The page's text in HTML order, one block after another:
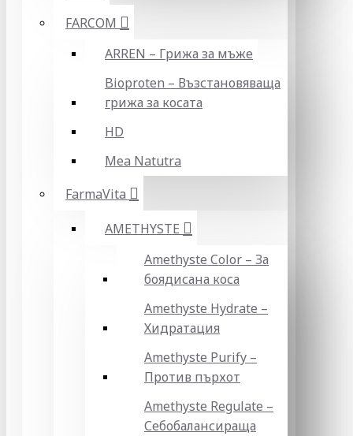
FARCOM
ARREN – Грижа за мъже
Bioproten – Възстановяваща
грижа за косата
HD
Mea Natutra
FarmaVita
AMETHYSTE
Amethyste Color – За
боядисана коса
Amethyste Hydrate –
Хидратация
Amethyste Purify –
Против пърхот
Amethyste Regulate –
Себобалансираща